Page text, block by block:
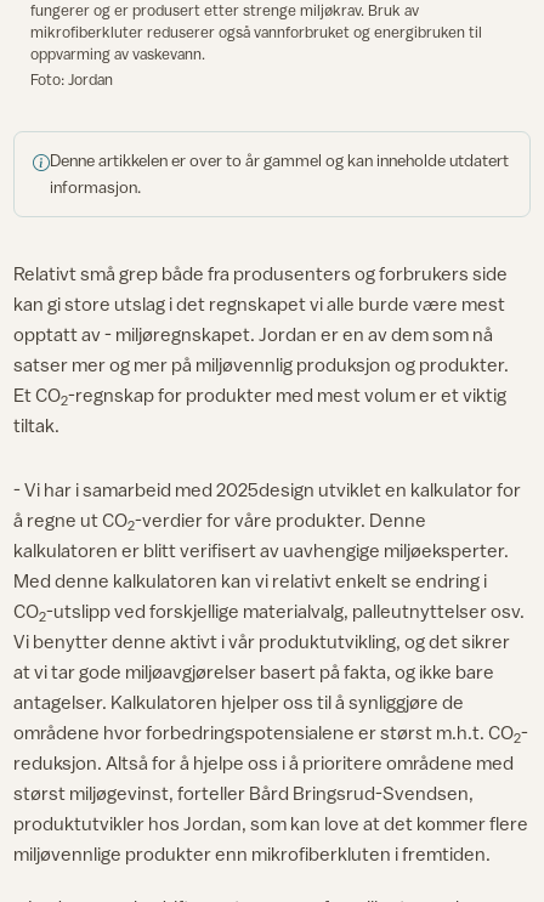
fungerer og er produsert etter strenge miljøkrav. Bruk av
mikrofiberkluter reduserer også vannforbruket og energibruken til
oppvarming av vaskevann.
Foto: Jordan
Denne artikkelen er over to år gammel og kan inneholde utdatert
informasjon.
Relativt små grep både fra produsenters og forbrukers side
kan gi store utslag i det regnskapet vi alle burde være mest
opptatt av - miljøregnskapet. Jordan er en av dem som nå
satser mer og mer på miljøvennlig produksjon og produkter.
Et CO2-regnskap for produkter med mest volum er et viktig
tiltak.
- Vi har i samarbeid med 2025design utviklet en kalkulator for
å regne ut CO2-verdier for våre produkter. Denne
kalkulatoren er blitt verifisert av uavhengige miljøeksperter.
Med denne kalkulatoren kan vi relativt enkelt se endring i
CO2-utslipp ved forskjellige materialvalg, palleutnyttelser osv.
Vi benytter denne aktivt i vår produktutvikling, og det sikrer
at vi tar gode miljøavgjørelser basert på fakta, og ikke bare
antagelser. Kalkulatoren hjelper oss til å synliggjøre de
områdene hvor forbedringspotensialene er størst m.h.t. CO2-
reduksjon. Altså for å hjelpe oss i å prioritere områdene med
størst miljøgevinst, forteller Bård Bringsrud-Svendsen,
produktutvikler hos Jordan, som kan love at det kommer flere
miljøvennlige produkter enn mikrofiberkluten i fremtiden.